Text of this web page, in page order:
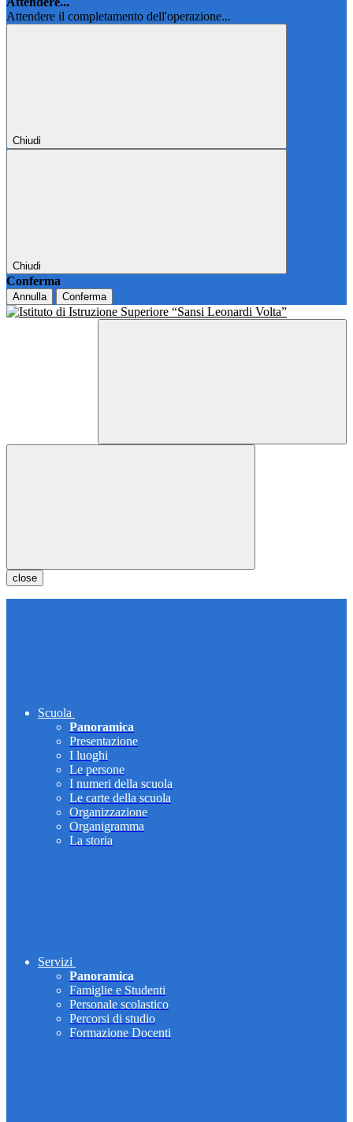
Attendere il completamento dell'operazione...
Chiudi
Chiudi
Conferma
Annulla Conferma
close
Scuola
Panoramica
Presentazione
I luoghi
Le persone
I numeri della scuola
Le carte della scuola
Organizzazione
Organigramma
La storia
Servizi
Panoramica
Famiglie e Studenti
Personale scolastico
Percorsi di studio
Formazione Docenti